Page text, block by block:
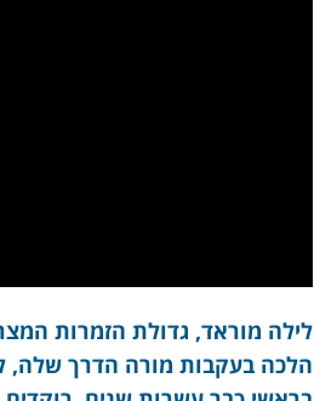
לילה מוראד, גדולת הזמרות
הלכה בעקבות מורה הדרך שלה,